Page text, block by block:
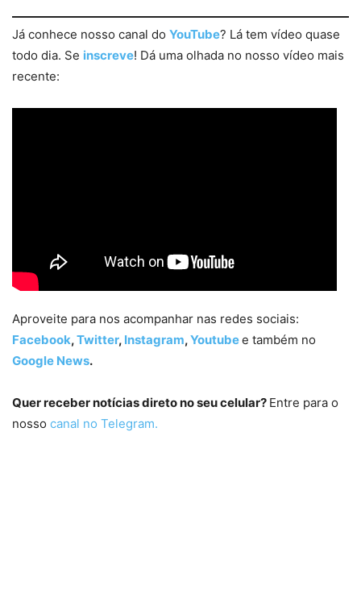
Já conhece nosso canal do YouTube? Lá tem vídeo quase
todo dia. Se inscreve! Dá uma olhada no nosso vídeo mais
recente:
Aproveite para nos acompanhar nas redes sociais:
Facebook,Twitter, Instagram,Youtubee também no
Google News.
Quer receber notícias direto no seu celular? Entre para o
nosso canal no Telegram.